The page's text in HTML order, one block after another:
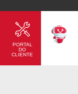
PORTAL
DO
CLIENTE
United States